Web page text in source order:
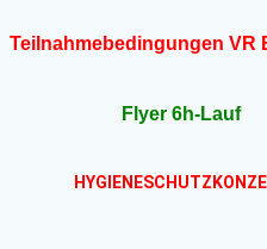
Teilnahmebedingungen VR
Flyer 6h-Lauf